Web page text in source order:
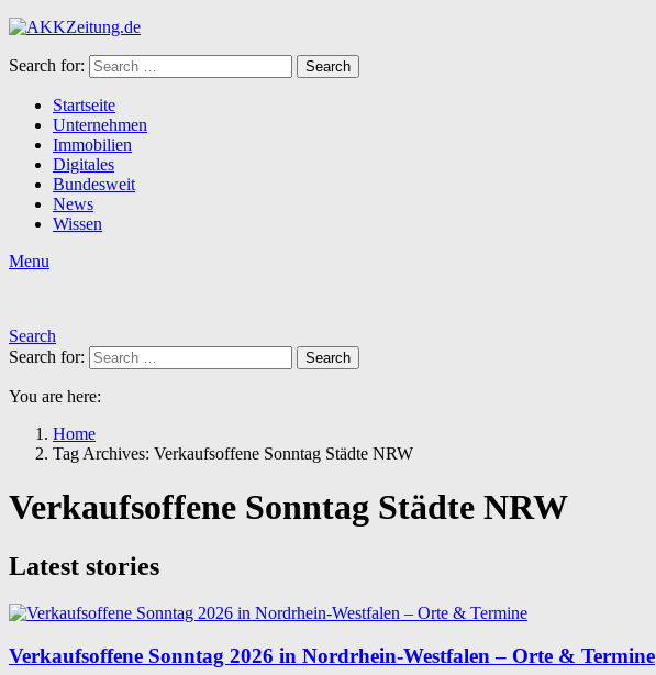
Search for: Search
Startseite
Unternehmen
Immobilien
Digitales
Bundesweit
News
Wissen
Menu
Search
Search for:
Search
You are here:
Home
Tag Archives: Verkaufsoffene Sonntag Städte NRW
Verkaufsoffene Sonntag Städte NRW
Latest stories
Verkaufsoffene Sonntag 2026 in Nordrhein-Westfalen – Orte & Termine